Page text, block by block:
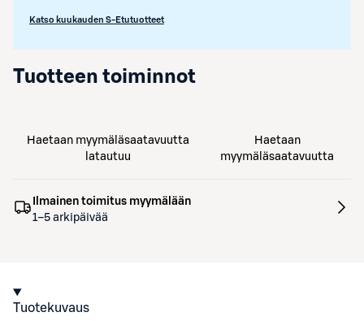
Katso kuukauden S-Etutuotteet
Tuotteen toiminnot
Haetaan myymäläsaatavuutta
latautuu
Haetaan
myymäläsaatavuutta
Ilmainen toimitus myymälään
1–5 arkipäivää
Tuotekuvaus